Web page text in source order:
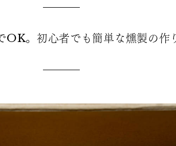
OK。初心者でも簡単な燻製の作